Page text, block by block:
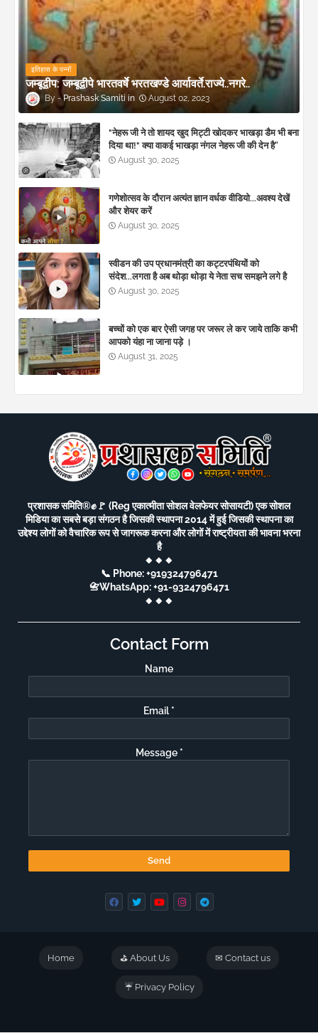
इतिहास के पन्नों
जम्बूद्वीप: जम्बूद्वीपे भारतवर्षे भरतखण्डे आर्यावर्ते.राज्ये..नगरे..
Prashask Samiti August 02, 2023
"नेहरू जी ने तो शायद खुद मिट्टी खोदकर भाखड़ा डैम भी बना
दिया था!" क्या वाकई भाखड़ा नंगल नेहरू जी की देन है”
August 30, 2025
गणेशोत्सव के दौरान अत्यंत ज्ञान वर्धक वीडियो...अवश्य देखें
और शेयर करें
August 30, 2025
स्वीडन की उप प्रधानमंत्री का कट्टरपंथियों को
संदेश...लगता है अब थोड़ा थोड़ा ये नेता सच समझने लगे है
August 30, 2025
बच्चों को एक बार ऐसी जगह पर जरूर ले कर जाये ताकि कभी
आपको यंहा ना जाना पड़े ।
August 31, 2025
प्रशासक समिति®️✊🚩 (Reg एकात्मीता सोशल वेलफेयर सोसायटी) एक सोशल
मिडिया का सबसे बड़ा संगठन है जिसकी स्थापना 2014 में हुई जिसकी स्थापना का
उद्देश्य लोगों को वैचारिक रूप से जागरूक करना और लोगों में राष्ट्रीयता की भावना भरना
है
🔸🔸🔸
📞 Phone: +919324796471
📇WhatsApp: +91-9324796471
🔸🔸🔸
Contact Form
Name
Email *
Message *
Home ⛳ About Us ✉ Contact us
☔ Privacy Policy